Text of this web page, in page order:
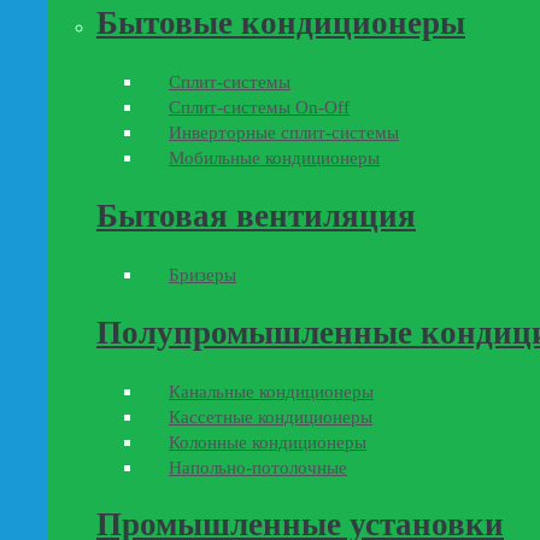
Бытовые кондиционеры
Сплит-системы
Сплит-системы On-Off
Инверторные сплит-системы
Мобильные кондиционеры
Бытовая вентиляция
Бризеры
Полупромышленные
Канальные кондиционеры
Кассетные кондиционеры
Колонные кондиционеры
Напольно-потолочные
Промышленные установки